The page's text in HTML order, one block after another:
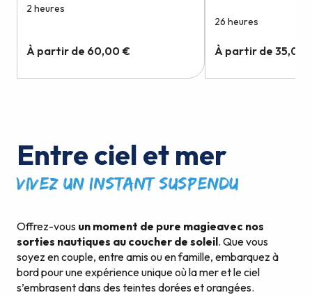
Entre ciel et mer
Vivez un instant suspendu
Offrez-vous un moment de pure magieavec nos
sorties nautiques au coucher de soleil. Que vous
soyez en couple, entre amis ou en famille, embarquez à
bord pour une expérience unique où la mer et le ciel
s’embrasent dans des teintes dorées et orangées.